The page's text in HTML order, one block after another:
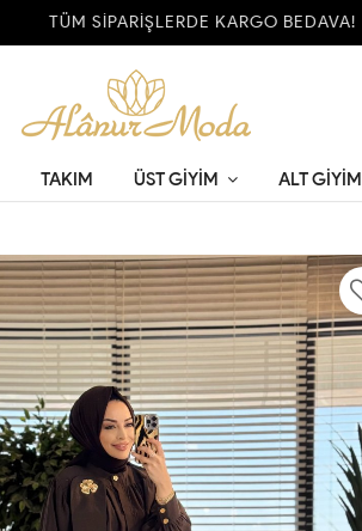
TÜM SİPARİŞLERDE KARGO BEDAVA!
TAKIM ÜST GIYIM ALT GIYIM